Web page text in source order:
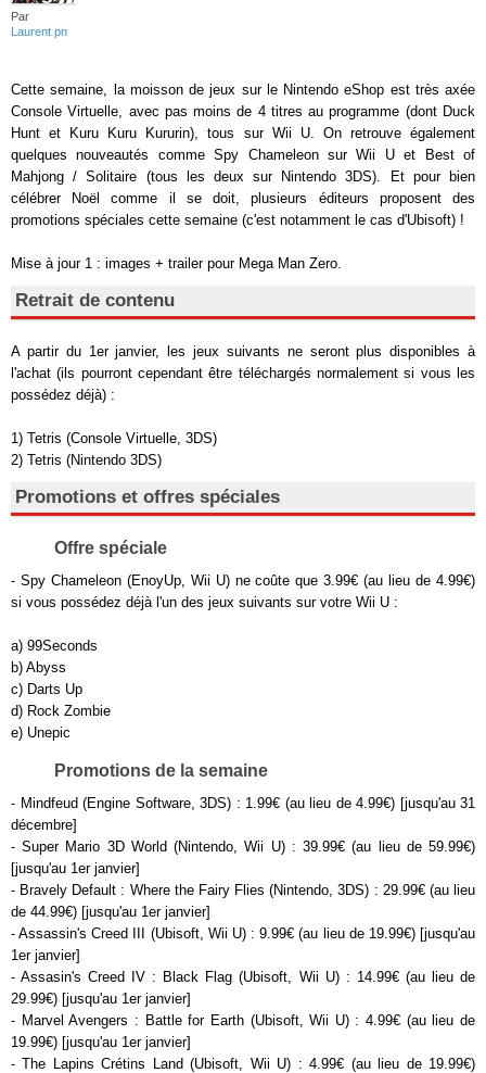
Par
Laurent pn
Cette semaine, la moisson de jeux sur le Nintendo eShop est très axée
Console Virtuelle, avec pas moins de 4 titres au programme (dont Duck
Hunt et Kuru Kuru Kururin), tous sur Wii U. On retrouve également
quelques nouveautés comme Spy Chameleon sur Wii U et Best of
Mahjong / Solitaire (tous les deux sur Nintendo 3DS). Et pour bien
célébrer Noël comme il se doit, plusieurs éditeurs proposent des
promotions spéciales cette semaine (c'est notamment le cas d'Ubisoft) !
Mise à jour 1 : images + trailer pour Mega Man Zero.
Retrait de contenu
A partir du 1er janvier, les jeux suivants ne seront plus disponibles à
l'achat (ils pourront cependant être téléchargés normalement si vous les
possédez déjà) :
1) Tetris (Console Virtuelle, 3DS)
2) Tetris (Nintendo 3DS)
Promotions et offres spéciales
Offre spéciale
- Spy Chameleon (EnoyUp, Wii U) ne coûte que 3.99€ (au lieu de 4.99€)
si vous possédez déjà l'un des jeux suivants sur votre Wii U :
a) 99Seconds
b) Abyss
c) Darts Up
d) Rock Zombie
e) Unepic
Promotions de la semaine
- Mindfeud (Engine Software, 3DS) : 1.99€ (au lieu de 4.99€) [jusqu'au 31
décembre]
- Super Mario 3D World (Nintendo, Wii U) : 39.99€ (au lieu de 59.99€)
[jusqu'au 1er janvier]
- Bravely Default : Where the Fairy Flies (Nintendo, 3DS) : 29.99€ (au lieu
de 44.99€) [jusqu'au 1er janvier]
- Assassin's Creed III (Ubisoft, Wii U) : 9.99€ (au lieu de 19.99€) [jusqu'au
1er janvier]
- Assasin's Creed IV : Black Flag (Ubisoft, Wii U) : 14.99€ (au lieu de
29.99€) [jusqu'au 1er janvier]
- Marvel Avengers : Battle for Earth (Ubisoft, Wii U) : 4.99€ (au lieu de
19.99€) [jusqu'au 1er janvier]
- The Lapins Crétins Land (Ubisoft, Wii U) : 4.99€ (au lieu de 19.99€)